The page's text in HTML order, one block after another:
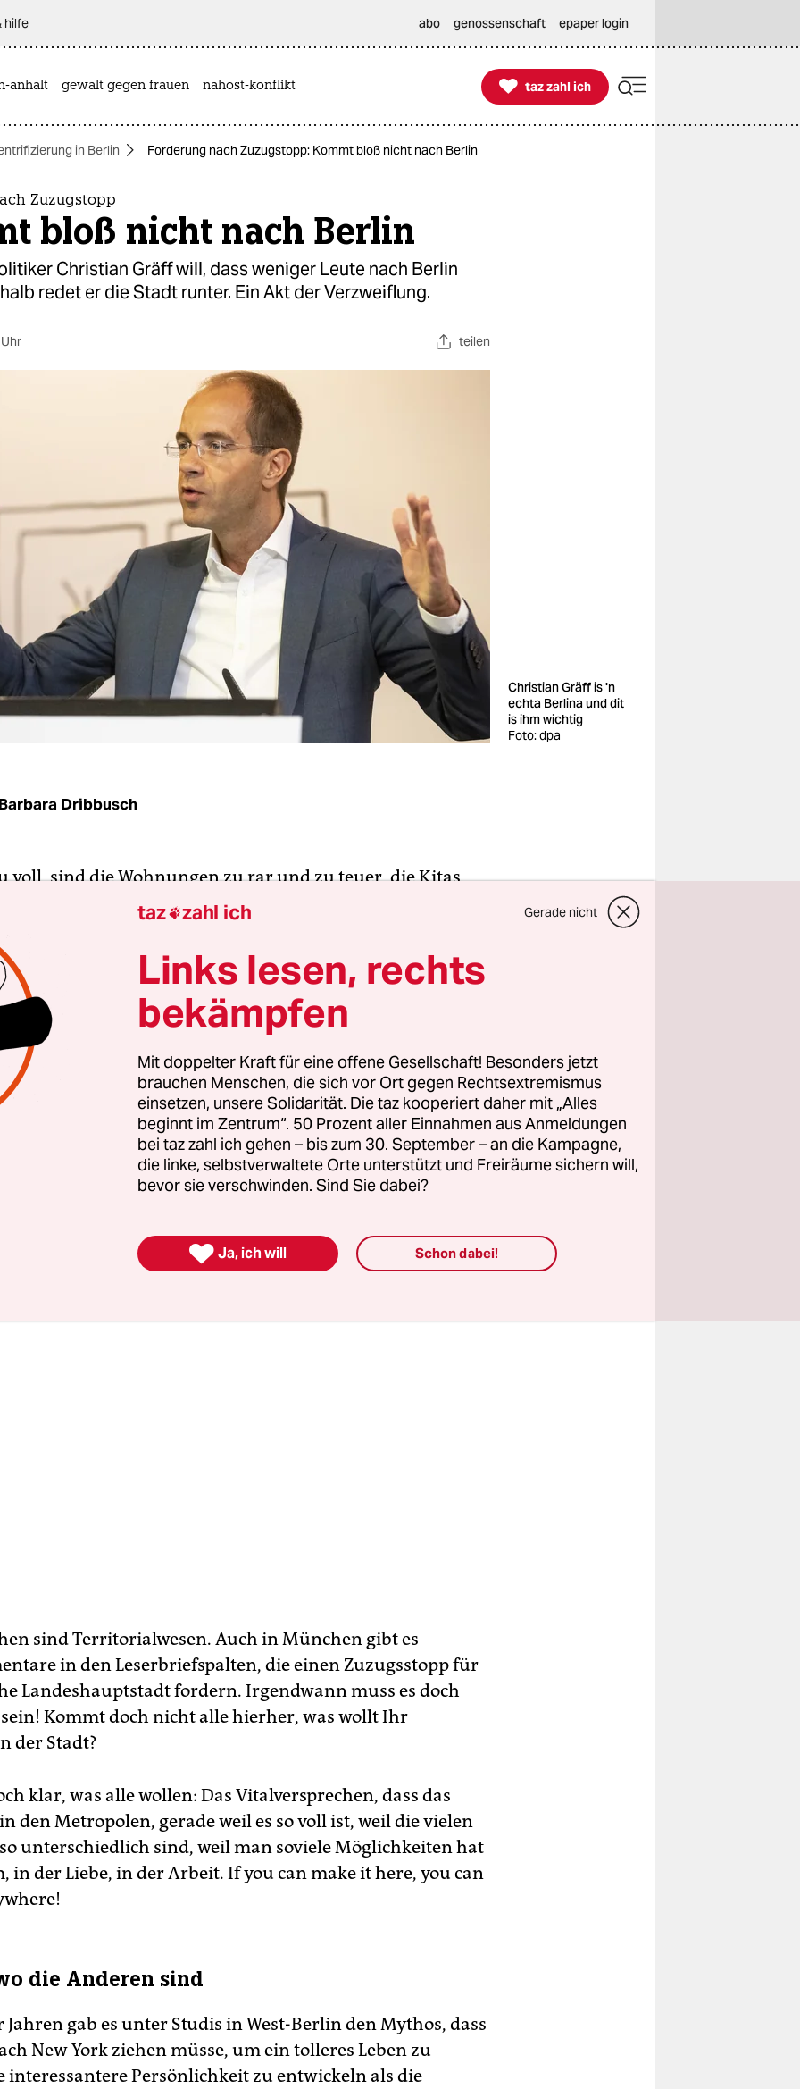
hilfe abo genossenschaft epaper login
anhalt gewalt gegen frauen nahost-konflikt 
taz zahl ich
taz zahl ich
in Berlin Forderung nach Zuzugstopp: Kommt bloß nicht nach Berlin
Zuzugstopp
bloß nicht nach Berlin
Christian Gräff will, dass weniger Leute nach Berlin
redet er die Stadt runter. Ein Akt der Verzweiflung.
teilen
Christian Gräff is 'n
echta Berlina und dit
is ihm wichtig
Foto: dpa
Barbara Dribbusch
voll, sind die Wohnungen zu rar und zu teuer, die Kitas
Straßen zu eng? Sollte die Stadt also am besten eine Art
verhängen? Der Berliner CDU-Politiker Christian Gräff
entfacht, als er im Rundfunk RBB eine Art
Berlin-
„Wir müssen denen, die hierher kommen sagen:
keine falschen Erwartungen. Wir haben die Infrastruktur
hier nicht herziehen!“
zu machen, damit man in Ruhe gelassen wird, ist
Akt der Verzweiflung. Und der Hysterie. Jeder Zugereiste
Metropole würde milde lächeln, wenn man
bezeichnete.Unzureichende Infrastruktur? In
Bangkok kennt man andere Aggregatszustände von
Familien zu fünft in zwei Hostelzimmern, und das
das ist eine andere Geschichte.
sind Territorialwesen. Auch in München gibt es
in den Leserbriefspalten, die einen Zuzugsstopp für
Landeshauptstadt fordern. Irgendwann muss es doch
Kommt doch nicht alle hierher, was wollt Ihr
der Stadt?
klar, was alle wollen: Das Vitalversprechen, dass das
den Metropolen, gerade weil es so voll ist, weil die vielen
unterschiedlich sind, weil man soviele Möglichkeiten hat
in der Liebe, in der Arbeit. If you can make it here, you can
die Anderen sind
Jahren gab es unter Studis in West-Berlin den Mythos, dass
New York ziehen müsse, um ein tolleres Leben zu
interessantere Persönlichkeit zu entwickeln als die
taz zahl ich Gerade nicht
Links lesen, rechts
bekämpfen
Mit doppelter Kraft für eine offene Gesellschaft! Besonders jetzt
brauchen Menschen, die sich vor Ort gegen Rechtsextremismus
einsetzen, unsere Solidarität. Die taz kooperiert daher mit „Alles
beginnt im Zentrum“. 50 Prozent aller Einnahmen aus Anmeldungen
bei taz zahl ich gehen – bis zum 30. September – an die Kampagne,
die linke, selbstverwaltete Orte unterstützt und Freiräume sichern will,
bevor sie verschwinden. Sind Sie dabei?
 Ja, ich will Schon dabei!